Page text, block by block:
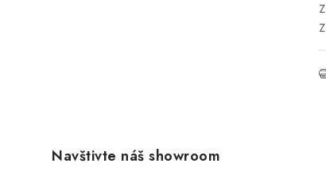
Navštivte náš showroom